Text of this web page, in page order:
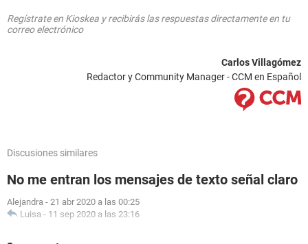
Regístrate en Kioskea y recibirás las respuestas directamente en tu
correo electrónico
Carlos Villagómez
Redactor y Community Manager - CCM en Español
Discusiones similares
No me entran los mensajes de texto señal claro
Alejandra - 21 abr 2020 a las 00:25
Luisa - 11 sep 2020 a las 23:16